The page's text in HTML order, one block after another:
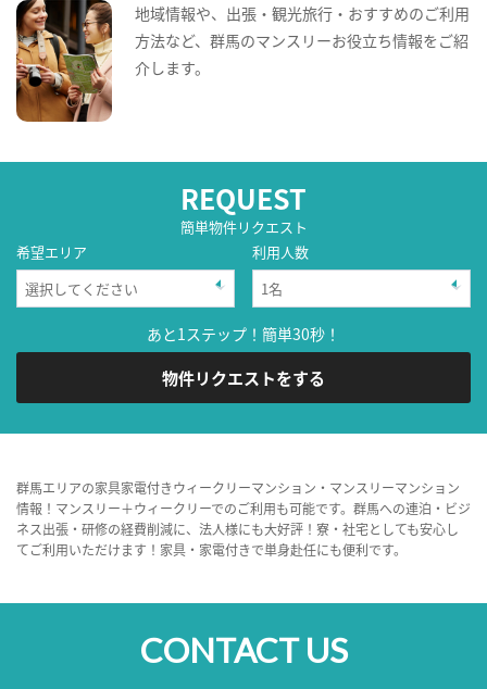
地域情報や、出張・観光旅行・おすすめのご利用
方法など、群馬のマンスリーお役立ち情報をご紹
介します。
REQUEST
簡単物件リクエスト
希望エリア
利用人数
あと1ステップ！簡単30秒！
物件リクエストをする
群馬エリアの家具家電付きウィークリーマンション・マンスリーマンション
情報！マンスリー＋ウィークリーでのご利用も可能です。群馬への連泊・ビジ
ネス出張・研修の経費削減に、法人様にも大好評！寮・社宅としても安心し
てご利用いただけます！家具・家電付きで単身赴任にも便利です。
CONTACT US